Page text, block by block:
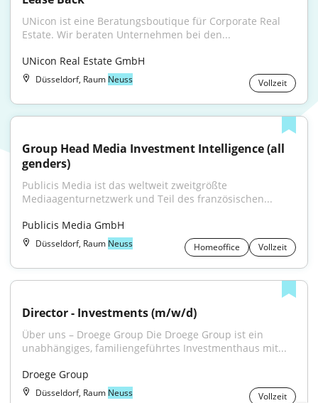
UNicon ist eine Beratungsboutique für Corporate Real
Estate. Wir beraten Unternehmen bei den...
UNicon Real Estate GmbH
Düsseldorf, Raum Neuss Vollzeit
Group Head Media Investment Intelligence (all
genders)
Publicis Media ist das weltweit zweitgrößte
Mediaagenturnetzwerk und Teil des französischen...
Publicis Media GmbH
Düsseldorf, Raum Neuss Homeoffice Vollzeit
Director - Investments (m/w/d)
Über uns – Droege Group Die Droege Group ist ein
unabhängiges, familiengeführtes Investmenthaus mit...
Droege Group
Düsseldorf, Raum Neuss Vollzeit